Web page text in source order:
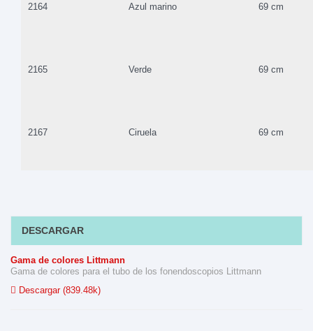
2164 Azul marino 69 cm
2165 Verde 69 cm
2167 Ciruela 69 cm
DESCARGAR
Gama de colores Littmann
Gama de colores para el tubo de los fonendoscopios Littmann
Descargar (839.48k)